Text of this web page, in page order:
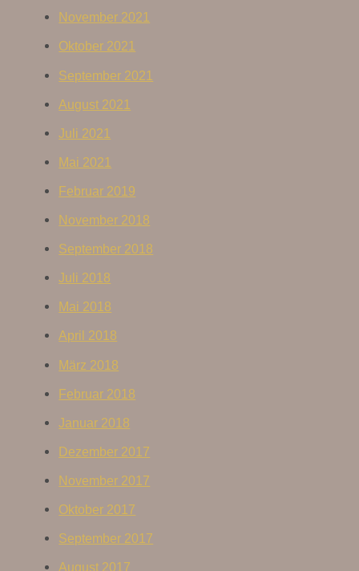
November 2021
Oktober 2021
September 2021
August 2021
Juli 2021
Mai 2021
Februar 2019
November 2018
September 2018
Juli 2018
Mai 2018
April 2018
März 2018
Februar 2018
Januar 2018
Dezember 2017
November 2017
Oktober 2017
September 2017
August 2017